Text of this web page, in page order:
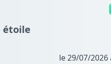
étoile
le 29/07/2026